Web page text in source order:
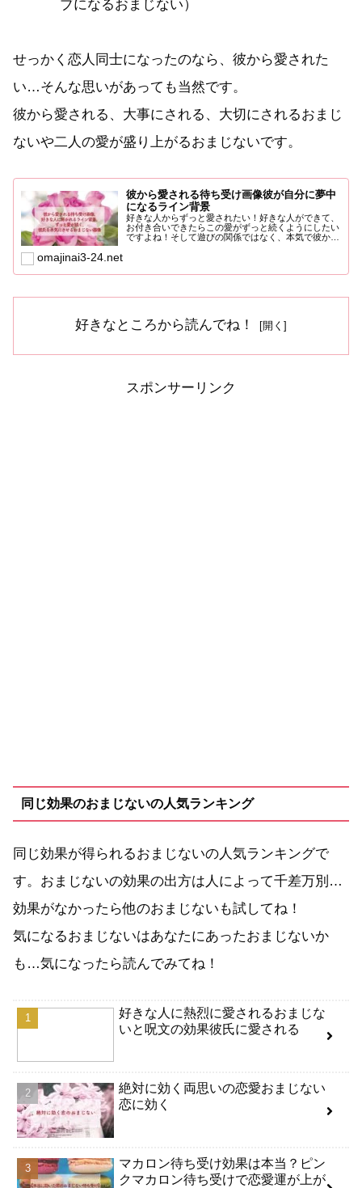
せっかく恋人同士になったのなら、彼から愛された
い…そんな思いがあっても当然です。
彼から愛される、大事にされる、大切にされるおまじ
ないや二人の愛が盛り上がるおまじないです。
彼から愛される待ち受け画像彼が自分に夢中
になるライン背景
好きな人からずっと愛されたい！好きな人ができて、
お付き合いできたらこの愛がずっと続くようにしたい
ですよね！そして遊びの関係ではなく、本気で彼から
omajinai3-24.net
好きなところから読んでね！
スポンサーリンク
同じ効果のおまじないの人気ランキング
同じ効果が得られるおまじないの人気ランキングで
す。おまじないの効果の出方は人によって千差万別…
効果がなかったら他のおまじないも試してね！
気になるおまじないはあなたにあったおまじないか
も…気になったら読んでみてね！
好きな人に熱烈に愛されるおまじな
いと呪文の効果彼氏に愛される
絶対に効く両思いの恋愛おまじない
恋に効く
マカロン待ち受け効果は本当？ピン
クマカロン待ち受けで恋愛運が上が